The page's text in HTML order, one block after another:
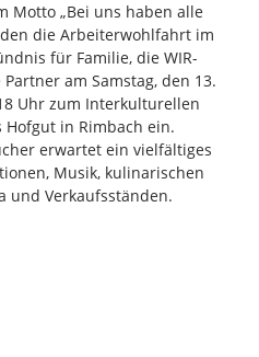
Motto „Bei uns haben alle
die Arbeiterwohlfahrt im
für Familie, die WIR-
am Samstag, den 13.
Uhr zum Interkulturellen
Hofgut in Rimbach ein.
erwartet ein vielfältiges
Musik, kulinarischen
und Verkaufsständen.